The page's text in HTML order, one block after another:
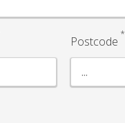
Postcode *